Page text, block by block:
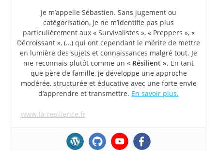
Je m’appelle Sébastien. Sans jugement ou
catégorisation, je ne m’identifie pas plus
particulièrement aux « Survivalistes », « Preppers », «
Décroissant », (…) qui ont cependant le mérite de mettre
en lumière des sujets et connaissances malgré tout. Je
me reconnais plutôt comme un « Résilient ». En tant
que père de famille, je développe une approche
modérée, structurée et éducative avec une forte envie
d’apprendre et transmettre. En savoir plus.
www.la-resilience.fr